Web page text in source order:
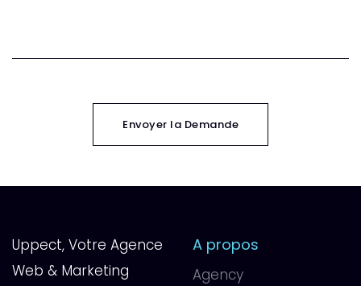
Envoyer la Demande
Uppect, Votre Agence
Web & Marketing
A propos
Agency